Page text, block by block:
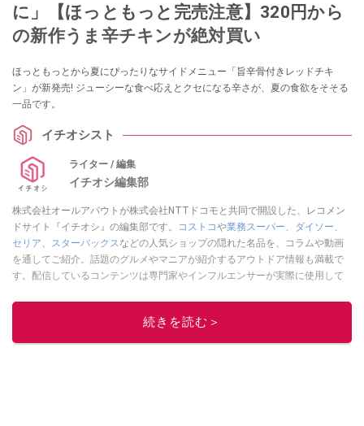
に」【ほっともっと完売注意】320円から
の新作うま辛チキンが絶対買い
ほっともっとから夏にぴったりなサイドメニュー「旨辛骨付きレッドチキ
ン」が新発売! ジューシーな食べ応えとクセになる辛さが、夏の食欲をそそる
一品です。
イチオシスト
ライター / 編集
イチオシ編集部
株式会社オールアバウトが株式会社NTTドコモと共同で開設した、レコメン
ドサイト『イチオシ』の編集部です。
コストコや業務スーパー、 ダイソー、
セリア、 スターバックスなどの人気ショップの隠れた名品を、コラムや動画
を通してご紹介。話題のグルメやマニアが紹介するアウトドア情報も満載で
す。配信しているコンテンツは専門家やインフルエンサーが実際に使用して
ニュースでフォロー
続きを読む＞